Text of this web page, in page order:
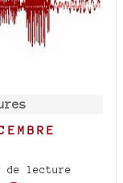
de lecture